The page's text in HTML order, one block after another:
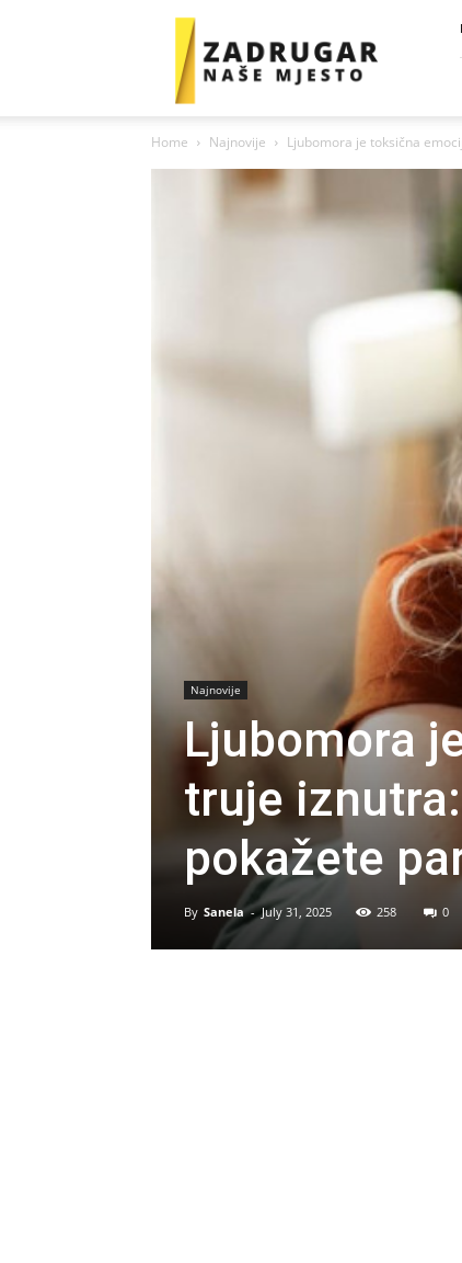
Zadrugar
Home Najnovije Ljubomora je toksična
Najnovije
Ljubomora
truje
pokažete
By Sanela - July 31, 2025 258 0